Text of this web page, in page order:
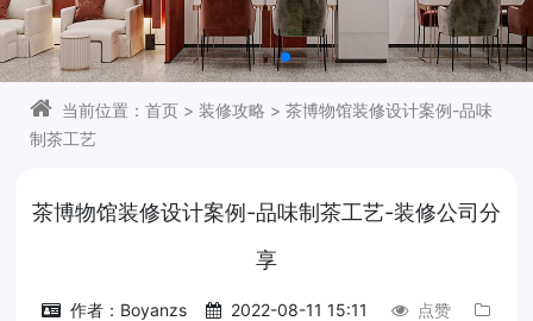
当前位置：首页 > 装修攻略 >茶博物馆装修设计案例-品味
制茶工艺
茶博物馆装修设计案例-品味制茶工艺-装修公司分
享
作者：Boyanzs 2022-08-11 15:11
点赞